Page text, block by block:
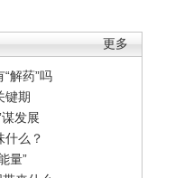
更多
解药”吗
键期
发展
什么？
量”